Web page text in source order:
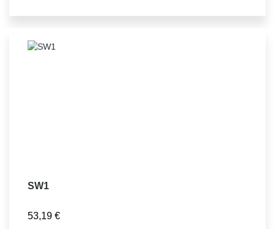
SW1
53,19 €